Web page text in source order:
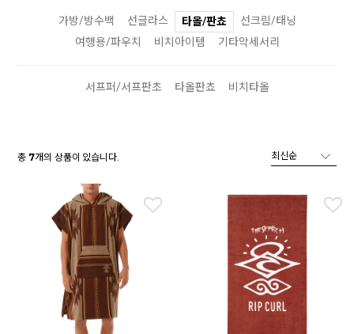
가방/방수백 선글라스 타올/판쵸
선크림/태닝
여행용/파우치
비치아이템 기타악세서리
서프퍼/서프판초 타올판쵸 비치타올
총 7개의 상품이 있습니다.